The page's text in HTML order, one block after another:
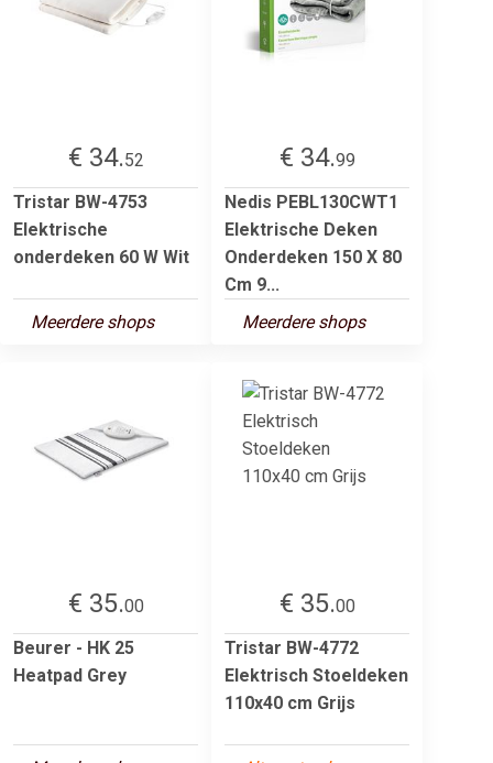
€ 34.52
Tristar BW-4753
Elektrische
onderdeken 60 W Wit
Meerdere shops
€ 34.99
Nedis PEBL130CWT1
Elektrische Deken
Onderdeken 150 X 80
Cm 9...
Meerdere shops
€ 35.00
Beurer - HK 25
Heatpad Grey
€ 35.00
Tristar BW-4772
Elektrisch Stoeldeken
110x40 cm Grijs